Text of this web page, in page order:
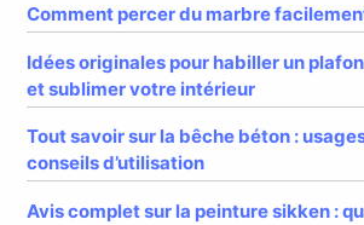
Comment percer du marbre
Idées originales pour habiller un
et sublimer votre intérieur
Tout savoir sur la bêche béton :
conseils d’utilisation
Avis complet sur la peinture sikken :